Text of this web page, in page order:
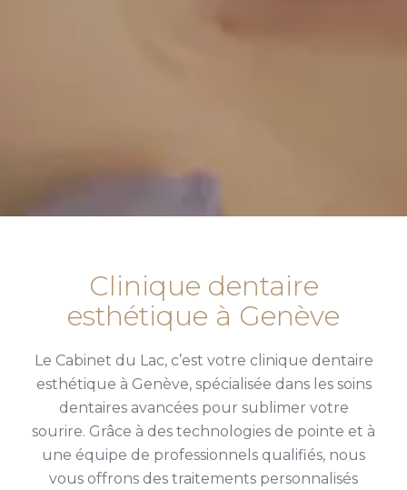
Clinique dentaire
esthétique à Genève
Le Cabinet du Lac, c’est votre clinique dentaire
esthétique à Genève, spécialisée dans les soins
dentaires avancées pour sublimer votre
sourire. Grâce à des technologies de pointe et à
une équipe de professionnels qualifiés, nous
vous offrons des traitements personnalisés